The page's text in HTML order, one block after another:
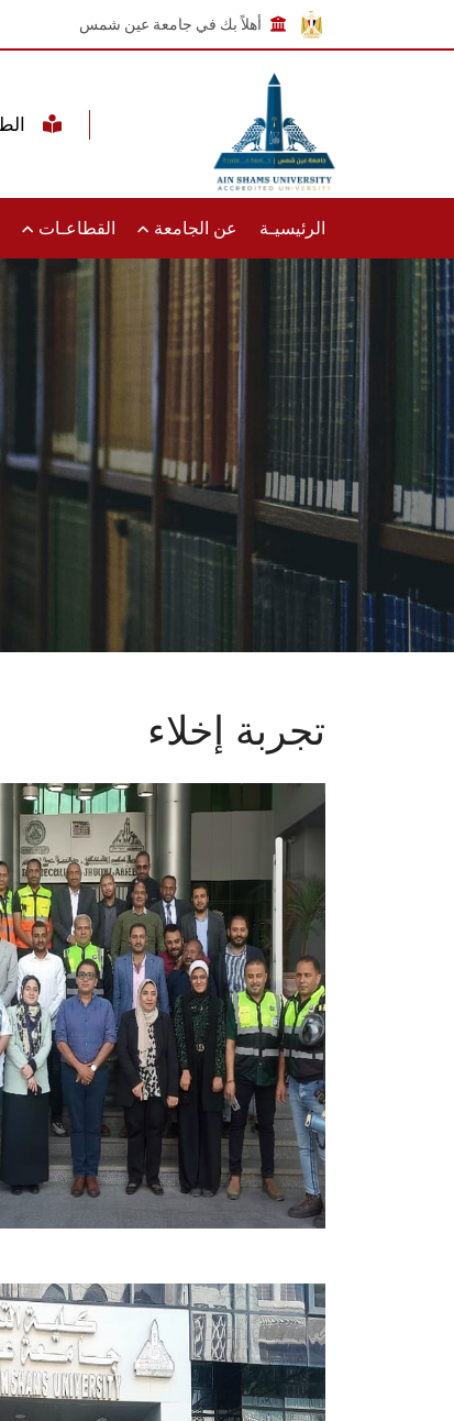
أهلاً بك في جامعة عين شمس
الرئيسيـة عن الجامعة القطاعـات
تجربة إخلاء